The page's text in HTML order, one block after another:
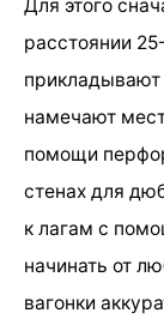
Для этого
расстоянии
прикладывают
намечают
помощи
стенах для
к лагам с
начинать от
вагонки